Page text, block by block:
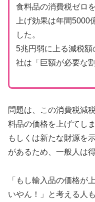
食料品の消費税ゼロ
上げ効果は年間
した。
5兆円弱に上る減税
社は「巨額が必要な
問題は、この消費税減
料品の価格を上げてし
もしくは新たな財源を
があるため、一般人は
「もし輸入品の価格が
いやん！」と考える人